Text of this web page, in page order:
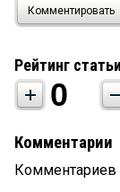
Комментировать
Рейтинг статьи
0
Комментарии
Комментариев